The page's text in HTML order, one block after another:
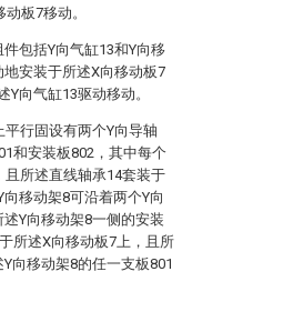
板7移动。
包括Y向气缸13和Y向移
安装于所述X向移动板7
Y向气缸13驱动移动。
行固设有两个Y向导轴
和安装板802，其中每个
所述直线轴承14套装于
移动架8可沿着两个Y向
Y向移动架8一侧的安装
所述X向移动板7上，且所
向移动架8的任一支板801